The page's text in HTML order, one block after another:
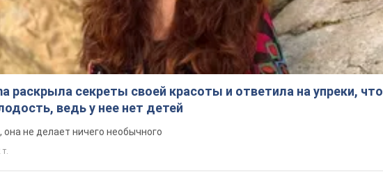
раскрыла секреты своей красоты и ответила на упреки, что
ведь у нее нет детей
не делает ничего необычного
т.